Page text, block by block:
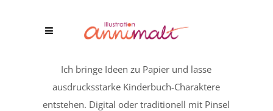
Ich bringe Ideen zu Papier und lasse
ausdrucksstarke Kinderbuch-Charaktere
entstehen. Digital oder traditionell mit Pinsel